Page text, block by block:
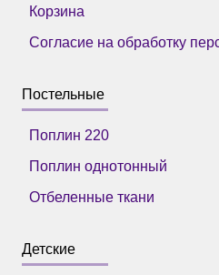
Корзина
Согласие на обработку
Постельные
Поплин 220
Поплин однотонный
Отбеленные ткани
Детские